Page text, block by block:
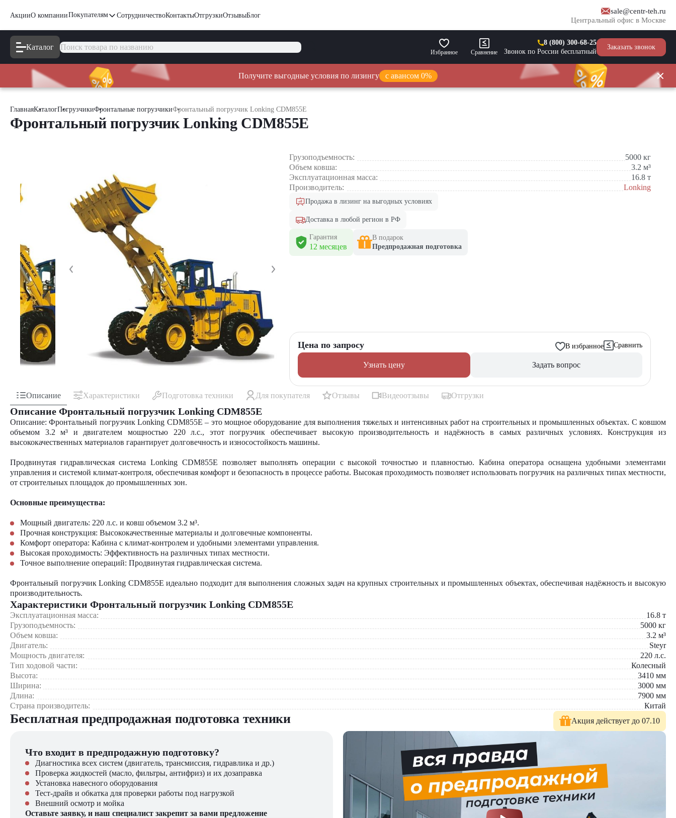
АкцииО компанииПокупателям СотрудничествоКонтактыОтгрузкиОтзывыБлог
sale@centr-teh.ru
Центральный офис в Москве
Каталог
Избранное Сравнение
8 (800) 300-68-25
Звонок по России бесплатный
Заказать звонок
Получите выгодные условия по лизингу с авансом 0%
ГлавнаяКаталогПогрузчикиФронтальные погрузчикиФронтальный погрузчик Lonking CDM855E
Фронтальный погрузчик Lonking CDM855E
Грузоподъемность: 5000 кг
Объем ковша:
3.2 м³
Эксплуатационная масса:
16.8 т
Производитель:
Lonking
Продажа в лизинг на выгодных условиях
Доставка в любой регион в РФ
Гарантия
12 месяцев
В подарок
Предпродажная подготовка
Цена по запросу В избранное Сравнить
Узнать цену Задать вопрос
Описание Характеристики Подготовка техники Для покупателя Отзывы Видеоотзывы Отгрузки
Описание Фронтальный погрузчик Lonking CDM855E
Описание: Фронтальный погрузчик Lonking CDM855E – это мощное оборудование для выполнения тяжелых и интенсивных работ на строительных и промышленных объектах. С ковшом
объемом 3.2 м³ и двигателем мощностью 220 л.с., этот погрузчик обеспечивает высокую производительность и надёжность в самых различных условиях. Конструкция из
высококачественных материалов гарантирует долговечность и износостойкость машины.
Продвинутая гидравлическая система Lonking CDM855E позволяет выполнять операции с высокой точностью и плавностью. Кабина оператора оснащена удобными элементами
управления и системой климат-контроля, обеспечивая комфорт и безопасность в процессе работы. Высокая проходимость позволяет использовать погрузчик на различных типах местности,
от строительных площадок до промышленных зон.
Основные преимущества:
Мощный двигатель: 220 л.с. и ковш объемом 3.2 м³.
Прочная конструкция: Высококачественные материалы и долговечные компоненты.
Комфорт оператора: Кабина с климат-контролем и удобными элементами управления.
Высокая проходимость: Эффективность на различных типах местности.
Точное выполнение операций: Продвинутая гидравлическая система.
Фронтальный погрузчик Lonking CDM855E идеально подходит для выполнения сложных задач на крупных строительных и промышленных объектах, обеспечивая надёжность и высокую
производительность.
Характеристики Фронтальный погрузчик Lonking CDM855E
Эксплуатационная масса: 16.8 т
Грузоподъемность:
5000 кг
Объем ковша:
3.2 м³
Двигатель:
Steyr
Мощность двигателя:
220 л.с.
Тип ходовой части:
Колесный
Высота:
3410 мм
Ширина:
3000 мм
Длина:
7900 мм
Страна производитель:
Китай
Бесплатная предпродажная подготовка техники Акция действует до 07.10
Что входит в предпродажную подготовку?
Диагностика всех систем (двигатель, трансмиссия, гидравлика и др.)
Проверка жидкостей (масло, фильтры, антифриз) и их дозаправка
Установка навесного оборудования
Тест-драйв и обкатка для проверки работы под нагрузкой
Внешний осмотр и мойка
Оставьте заявку, и наш специалист закрепит за вами предложение